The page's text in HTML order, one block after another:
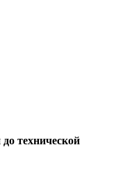
технической